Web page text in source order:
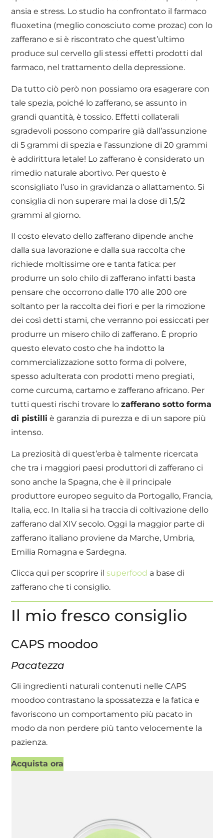
ansia e stress. Lo studio ha confrontato il farmaco
fluoxetina (meglio conosciuto come prozac) con lo
zafferano e si è riscontrato che quest’ultimo
produce sul cervello gli stessi effetti prodotti dal
farmaco, nel trattamento della depressione.
Da tutto ciò però non possiamo ora esagerare con
tale spezia, poiché lo zafferano, se assunto in
grandi quantità, è tossico. Effetti collaterali
sgradevoli possono comparire già dall’assunzione
di 5 grammi di spezia e l’assunzione di 20 grammi
è addirittura letale! Lo zafferano è considerato un
rimedio naturale abortivo. Per questo è
sconsigliato l’uso in gravidanza o allattamento. Si
consiglia di non superare mai la dose di 1,5/2
grammi al giorno.
Il costo elevato dello zafferano dipende anche
dalla sua lavorazione e dalla sua raccolta che
richiede moltissime ore e tanta fatica: per
produrre un solo chilo di zafferano infatti basta
pensare che occorrono dalle 170 alle 200 ore
soltanto per la raccolta dei fiori e per la rimozione
dei così detti stami, che verranno poi essiccati per
produrre un misero chilo di zafferano. È proprio
questo elevato costo che ha indotto la
commercializzazione sotto forma di polvere,
spesso adulterata con prodotti meno pregiati,
come curcuma, cartamo e zafferano africano. Per
tutti questi rischi trovare lozafferano sotto forma
di pistilli è garanzia di purezza e di un sapore più
intenso.
La preziosità di quest’erba è talmente ricercata
che tra i maggiori paesi produttori di zafferano ci
sono anche la Spagna, che è il principale
produttore europeo seguito da Portogallo, Francia,
Italia, ecc. In Italia si ha traccia di coltivazione dello
zafferano dal XIV secolo. Oggi la maggior parte di
zafferano italiano proviene da Marche, Umbria,
Emilia Romagna e Sardegna.
Clicca qui per scoprire ilsuperfood a base di
zafferano che ti consiglio.
Il mio fresco consiglio
CAPS moodoo
Pacatezza
Gli ingredienti naturali contenuti nelle CAPS
moodoo contrastano la spossatezza e la fatica e
favoriscono un comportamento più pacato in
modo da non perdere più tanto velocemente la
pazienza.
Acquista ora